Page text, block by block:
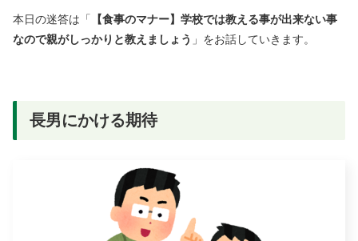
本日の迷答は「
【食事のマナー】学校では教える事が出来ない事
なので親がしっかりと教えましょう 」をお話していきます。
長男にかける期待